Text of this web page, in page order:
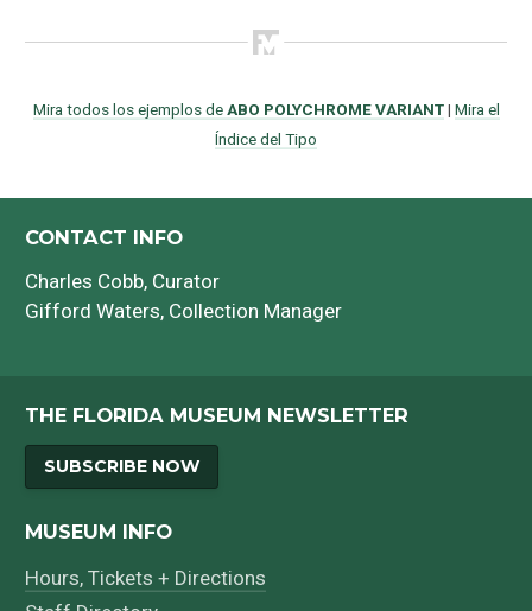
Mira todos los ejemplos deABO POLYCHROME VARIANT| Mira el
Índice del Tipo
CONTACT INFO
Charles Cobb, Curator
Gifford Waters, Collection Manager
THE FLORIDA MUSEUM NEWSLETTER
SUBSCRIBE NOW
MUSEUM INFO
Hours, Tickets + Directions